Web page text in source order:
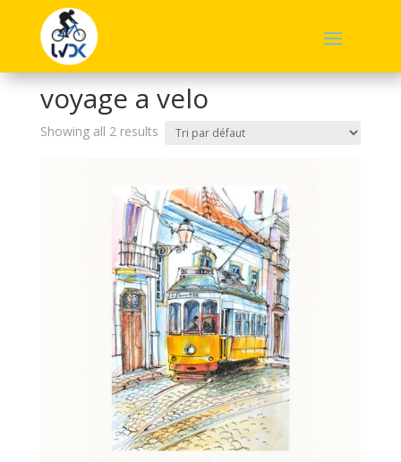
Accueil/ Produits identifiés “voyage a velo”
voyage a velo
Showing all 2 results